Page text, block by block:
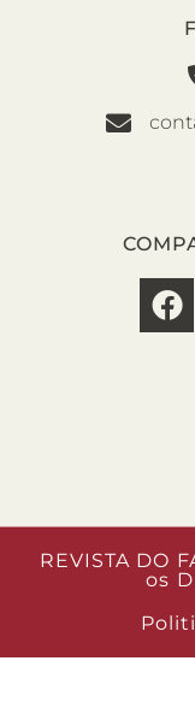
REVISTA DO
os